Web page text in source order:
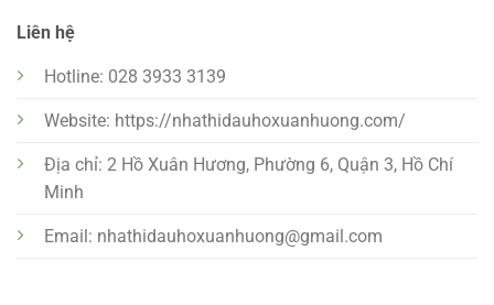
Liên hệ
Hotline: 028 3933 3139
Website: https://nhathidauhoxuanhuong.com/
Địa chỉ: 2 Hồ Xuân Hương, Phường 6, Quận 3, Hồ Chí
Minh
Email: nhathidauhoxuanhuong@gmail.com